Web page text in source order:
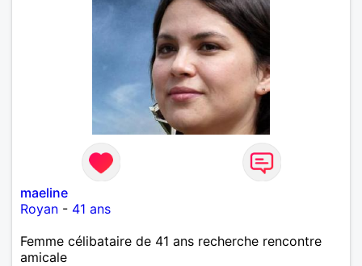
maeline
Royan - 41 ans
Femme célibataire de 41 ans recherche rencontre
amicale